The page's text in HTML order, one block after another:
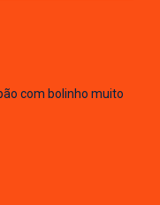
com bolinho muito